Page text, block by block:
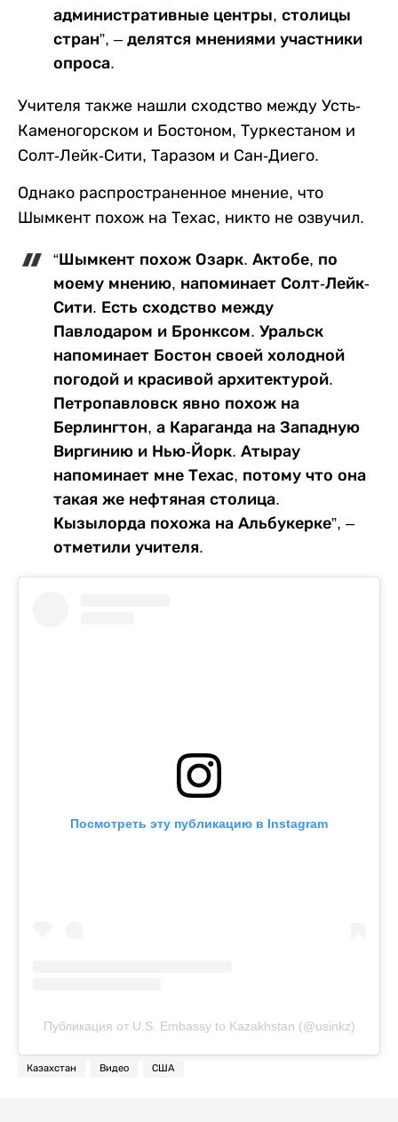
административные центры, столицы
стран”, – делятся мнениями участники
опроса.
Учителя также нашли сходство между Усть-
Каменогорском и Бостоном, Туркестаном и
Солт-Лейк-Сити, Таразом и Сан-Диего.
Однако распространенное мнение, что
Шымкент похож на Техас, никто не озвучил.
“Шымкент похож Озарк. Актобе, по
моему мнению, напоминает Солт-Лейк-
Сити. Есть сходство между
Павлодаром и Бронксом. Уральск
напоминает Бостон своей холодной
погодой и красивой архитектурой.
Петропавловск явно похож на
Берлингтон, а Караганда на Западную
Виргинию и Нью-Йорк. Атырау
напоминает мне Техас, потому что она
такая же нефтяная столица.
Кызылорда похожа на Альбукерке”, –
отметили учителя.
Посмотреть эту публикацию в Instagram
Публикация от U.S. Embassy to Kazakhstan (@usinkz)
Казахстан Видео США